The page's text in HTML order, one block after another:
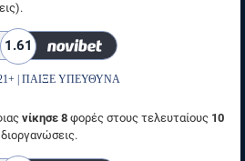
1.61
| ΠΑΙΞΕ ΥΠΕΥΘΥΝΑ
νίκησε 8 φορές στους τελευταίους 10